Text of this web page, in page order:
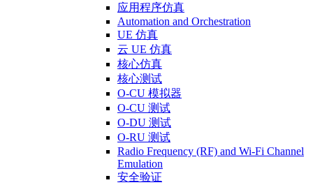
应用程序仿真
Automation and Orchestration
UE 仿真
云 UE 仿真
核心仿真
核心测试
O-CU 模拟器
O-CU 测试
O-DU 测试
O-RU 测试
Radio Frequency (RF) and Wi-Fi Channel
Emulation
安全验证